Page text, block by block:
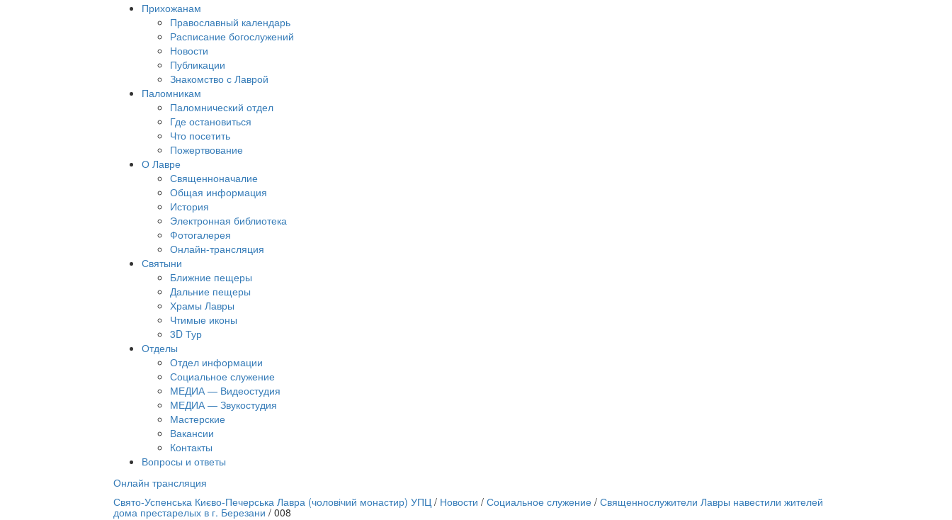
Прихожанам
Православный календарь
Расписание богослужений
Новости
Публикации
Знакомство с Лаврой
Паломникам
Паломнический отдел
Где остановиться
Что посетить
Пожертвование
О Лавре
Священноначалие
Общая информация
История
Электронная библиотека
Фотогалерея
Онлайн-трансляция
Святыни
Ближние пещеры
Дальние пещеры
Храмы Лавры
Чтимые иконы
3D Тур
Отделы
Отдел информации
Социальное служение
МЕДИА — Видеостудия
МЕДИА — Звукостудия
Мастерские
Вакансии
Контакты
Вопросы и ответы
Онлайн трансляция
12 сентября
Свято-Успенська Києво-Печерська Лавра (чоловічий монастир) УПЦ/ Новости / Социальное служение/ Священнослужители Лавры навестили жителей
дома престарелых в г. Березани / 008